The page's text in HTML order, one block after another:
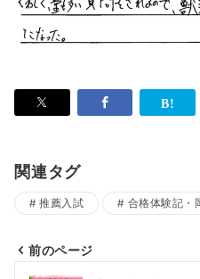
関連タグ
推薦入試 合格体験記・
前のページ